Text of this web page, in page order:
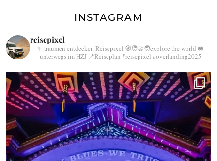
INSTAGRAM
reisepixel
✨ träumen entdecken Reisepixel 🧭🧑‍🤝‍🧑explore the world 🚐
unterwegs im HZJ 📍Reiseplan #reisepixel #overlanding2025